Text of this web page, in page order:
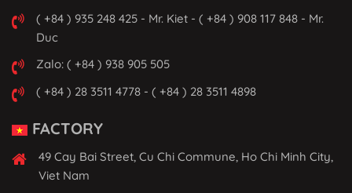
( +84 ) 935 248 425 - Mr. Kiet - ( +84 ) 908 117 848 - Mr.
Duc
Zalo: ( +84 ) 938 905 505
( +84 ) 28 3511 4778 - ( +84 ) 28 3511 4898
FACTORY
49 Cay Bai Street, Cu Chi Commune, Ho Chi Minh City,
Viet Nam